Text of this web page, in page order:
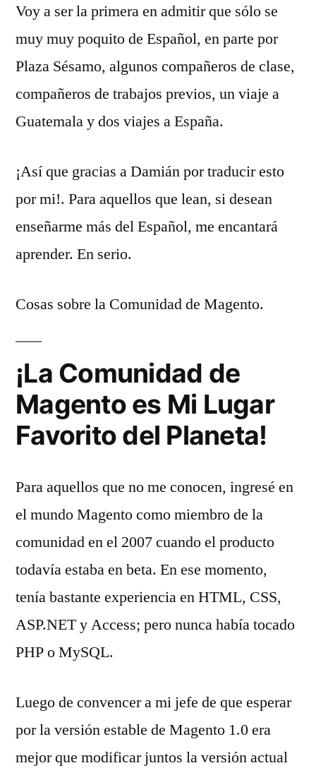
Voy a ser la primera en admitir que sólo se
muy muy poquito de Español, en parte por
Plaza Sésamo, algunos compañeros de clase,
compañeros de trabajos previos, un viaje a
Guatemala y dos viajes a España.
¡Así que gracias a Damián por traducir esto
por mi!. Para aquellos que lean, si desean
enseñarme más del Español, me encantará
aprender. En serio.
Cosas sobre la Comunidad de Magento.
¡La Comunidad de
Magento es Mi Lugar
Favorito del Planeta!
Para aquellos que no me conocen, ingresé en
el mundo Magento como miembro de la
comunidad en el 2007 cuando el producto
todavía estaba en beta. En ese momento,
tenía bastante experiencia en HTML, CSS,
ASP.NET y Access; pero nunca había tocado
PHP o MySQL.
Luego de convencer a mi jefe de que esperar
por la versión estable de Magento 1.0 era
mejor que modificar juntos la versión actual